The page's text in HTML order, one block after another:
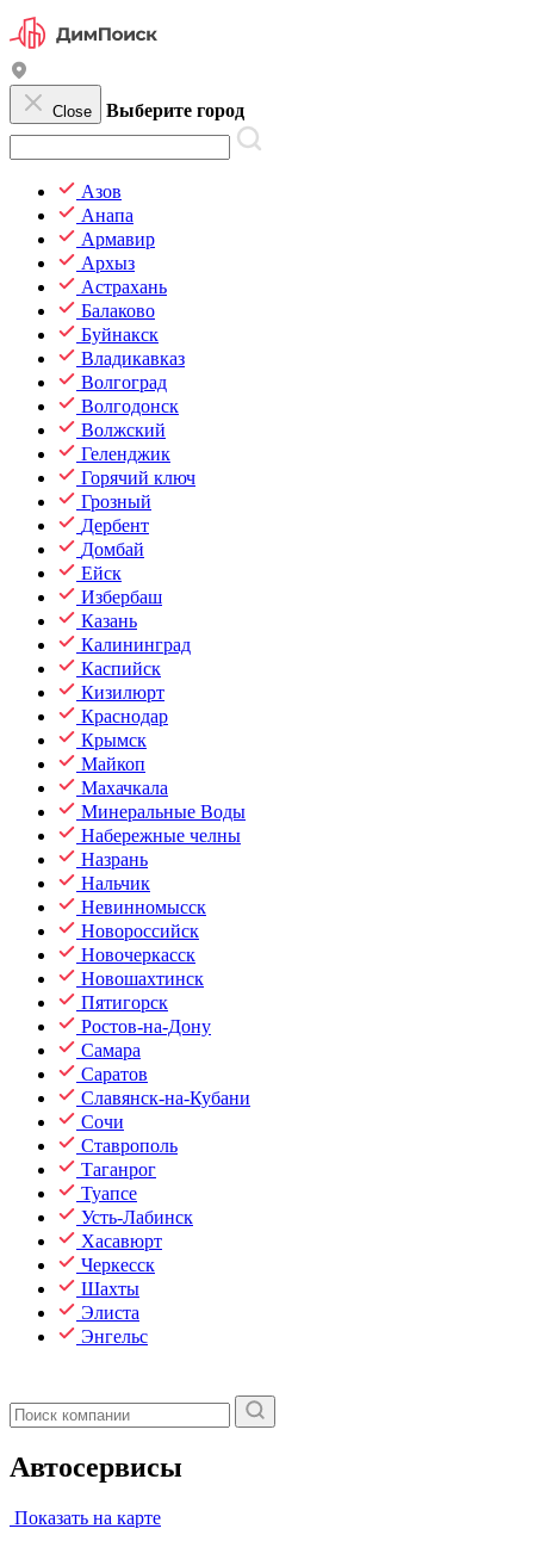
Close Выберите город
Азов
Анапа
Армавир
Архыз
Астрахань
Балаково
Буйнакск
Владикавказ
Волгоград
Волгодонск
Волжский
Геленджик
Горячий ключ
Грозный
Дербент
Домбай
Ейск
Избербаш
Казань
Калининград
Каспийск
Кизилюрт
Краснодар
Крымск
Майкоп
Махачкала
Минеральные Воды
Набережные челны
Назрань
Нальчик
Невинномысск
Новороссийск
Новочеркасск
Новошахтинск
Пятигорск
Ростов-на-Дону
Самара
Саратов
Славянск-на-Кубани
Сочи
Ставрополь
Таганрог
Туапсе
Усть-Лабинск
Хасавюрт
Черкесск
Шахты
Элиста
Энгельс
Автосервисы
Показать на карте